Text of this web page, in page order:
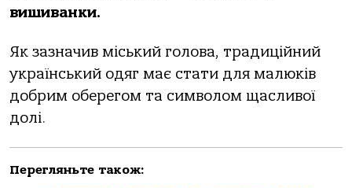
вишиванки.
Як зазначив міський голова, традиційний
український одяг має стати для малюків
добрим оберегом та символом щасливої
долі.
Перегляньте також: